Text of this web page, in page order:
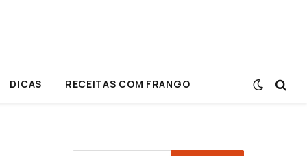
DICAS RECEITAS COM FRANGO